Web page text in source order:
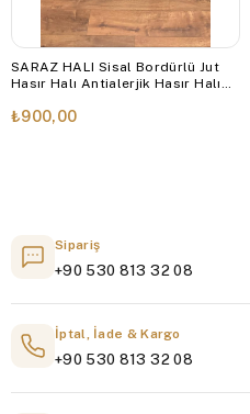
SARAZ HALI Sisal Bordürlü Jut
Hasır Halı Antialerjik Hasır Halı
₺900,00
Sipariş
+90 530 813 32 08
İptal, İade & Kargo
+90 530 813 32 08